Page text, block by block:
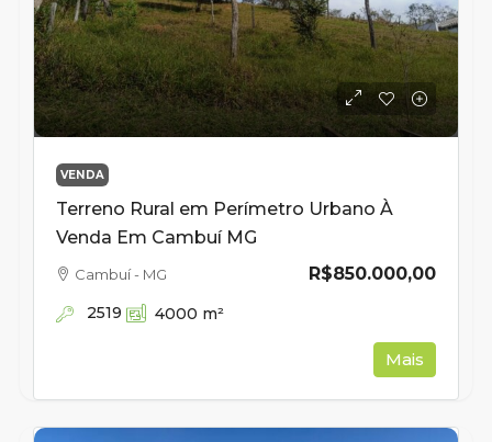
VENDA
Terreno Rural em Perímetro Urbano À
Venda Em Cambuí MG
R$850.000,00
Cambuí - MG
2519 4000 m²
Mais